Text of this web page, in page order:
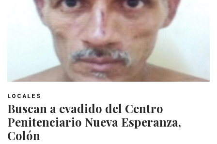
LOCALES
Buscan a evadido del Centro
Penitenciario Nueva Esperanza,
Colón